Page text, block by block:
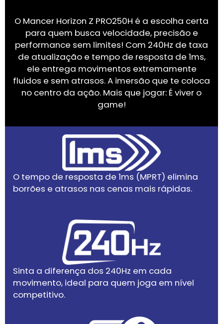
O Mancer Horizon Z PRO250H é a escolha certa
para quem busca velocidade, precisão e
performance sem limites! Com 240Hz de taxa
de atualização e tempo de resposta de 1ms,
ele entrega movimentos extremamente
fluidos e sem atrasos. A imersão que te coloca
no centro da ação. Mais que jogar: É viver o
game!
O tempo de resposta de 1ms (MPRT) elimina
borrões e atrasos nas cenas mais rápidas.
Sinta a diferença dos 240Hz em cada
movimento, ideal para quem joga em nível
competitivo.